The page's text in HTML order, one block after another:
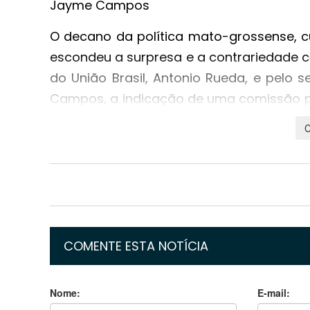
Jayme Campos
O decano da política mato-grossense,
escondeu a surpresa e a contrariedade
do União Brasil, Antonio Rueda, e pelo
Campos, a indicação de uma comissão
Durante a entrevista conduzida pelos
Júlio Campos classificou a entrada de
que se fundiu ao PSL para criar o
lideranças tradicionais da legenda.
partidária de forma meramente
COMENTE ESTA NOTÍCIA
Nome: E-mail: